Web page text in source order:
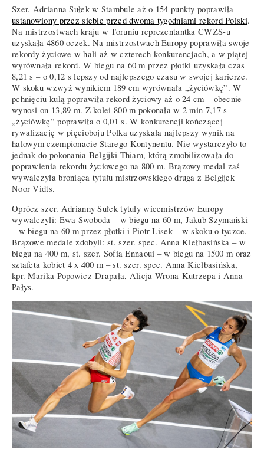
Szer. Adrianna Sułek w Stambule aż o 154 punkty poprawiła
ustanowiony przez siebie przed dwoma tygodniami rekord Polski.
Na mistrzostwach kraju w Toruniu reprezentantka CWZS-u
uzyskała 4860 oczek. Na mistrzostwach Europy poprawiła swoje
rekordy życiowe w hali aż w czterech konkurencjach, a w piątej
wyrównała rekord. W biegu na 60 m przez płotki uzyskała czas
8,21 s – o 0,12 s lepszy od najlepszego czasu w swojej karierze.
W skoku wzwyż wynikiem 189 cm wyrównała „życiówkę”. W
pchnięciu kulą poprawiła rekord życiowy aż o 24 cm – obecnie
wynosi on 13,89 m. Z kolei 800 m pokonała w 2 min 7,17 s –
„życiówkę” poprawiła o 0,01 s. W konkurencji kończącej
rywalizację w pięcioboju Polka uzyskała najlepszy wynik na
halowym czempionacie Starego Kontynentu. Nie wystarczyło to
jednak do pokonania Belgijki Thiam, którą zmobilizowała do
poprawienia rekordu życiowego na 800 m. Brązowy medal zaś
wywalczyła broniąca tytułu mistrzowskiego druga z Belgijek
Noor Vidts.
Oprócz szer. Adrianny Sułek tytuły wicemistrzów Europy
wywalczyli: Ewa Swoboda – w biegu na 60 m, Jakub Szymański
– w biegu na 60 m przez płotki i Piotr Lisek – w skoku o tyczce.
Brązowe medale zdobyli: st. szer. spec. Anna Kiełbasińska – w
biegu na 400 m, st. szer. Sofia Ennaoui – w biegu na 1500 m oraz
sztafeta kobiet 4 x 400 m – st. szer. spec. Anna Kiełbasińska,
kpr. Marika Popowicz-Drapała, Alicja Wrona-Kutrzepa i Anna
Pałys.